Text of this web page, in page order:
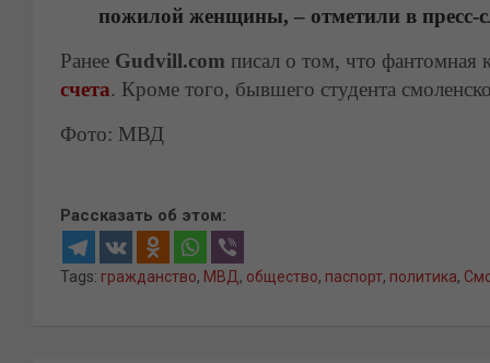
пожилой женщины, – отметили в
Ранее Gudvill.com писал о том, что фантомная
счета. Кроме того, бывшего студента
Фото: МВД
Рассказать об этом:
Tags: гражданство, МВД , общество, паспорт, политика,